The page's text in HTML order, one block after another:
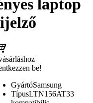
laptop
be!
GyártóSamsung
TípusLTN156AT33